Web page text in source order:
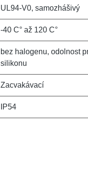
UL94-V0, samozhášivý
-40 C° až 120 C°
bez halogenu, odolnost
silikonu
Zacvakávací
IP54